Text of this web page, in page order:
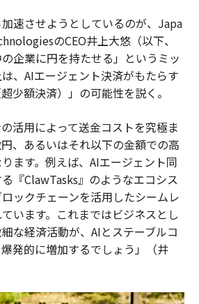
速させようとしているのが、Japa
のCEO井上大悠（以下、
企業に円を持たせる」というミッ
、AIエージェント決済がもたらす
少額決済）」の可能性を説く。
の活用によって送金コストを究極ま
、あるいはそれ以下の金額での高
ます。例えば、AIエージェント同
『ClawTasks』のようなエコシス
ックチェーンを活用したシームレ
います。これまではビジネスとし
な経済活動が、AIとステーブルコ
発的に増加するでしょう」（井